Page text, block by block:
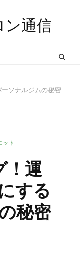
ン通信
ソナルジムの秘密
ット
！運
する
秘密